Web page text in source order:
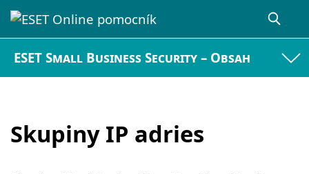
ESET Small Business Security – Obsah
Skupiny IP adries